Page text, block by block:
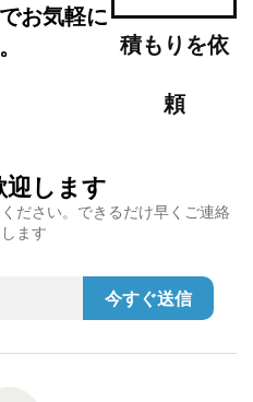
お気軽に
積もりを依
頼
迎します
ださい。できるだけ早くご連絡
ます
今すぐ送信